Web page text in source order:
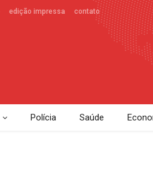
edição impressa contato
Polícia Saúde